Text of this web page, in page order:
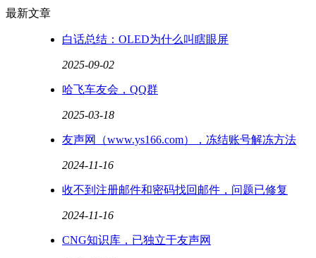
最新文章
白话总结：OLED为什么叫瞎眼屏
2025-09-02
哈飞车友会，QQ群
2025-03-18
友声网（www.ys166.com），冻结账号解冻方法
2024-11-16
收不到注册邮件和密码找回邮件，问题已修复
2024-11-16
CNG知识库，已独立于友声网